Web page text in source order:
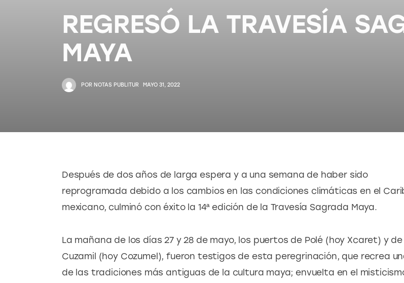
REGRESÓ LA TRAVESÍA
MAYA
POR NOTAS PUBLITUR MAYO 31, 2022
Después de dos años de larga espera y a una semana de haber sido
reprogramada debido a los cambios en las condiciones climáticas en el
mexicano, culminó con éxito la 14ª edición de la Travesía Sagrada Maya.
La mañana de los días 27 y 28 de mayo, los puertos de Polé (hoy Xcaret) y de
Cuzamil (hoy Cozumel), fueron testigos de esta peregrinación, que recrea
de las tradiciones más antiguas de la cultura maya; envuelta en el